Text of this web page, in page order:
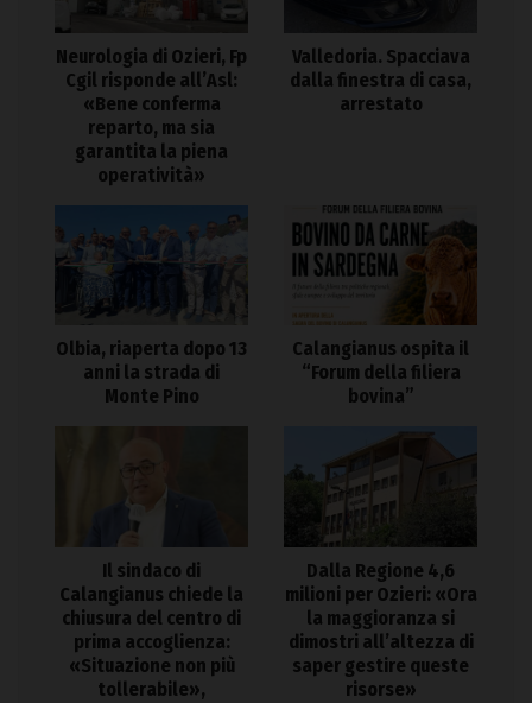
Neurologia di Ozieri, Fp
Cgil risponde all’Asl:
«Bene conferma
reparto, ma sia
garantita la piena
operatività»
Valledoria. Spacciava
dalla finestra di casa,
arrestato
Olbia, riaperta dopo 13
anni la strada di
Monte Pino
Calangianus ospita il
“Forum della filiera
bovina”
Il sindaco di
Calangianus chiede la
chiusura del centro di
prima accoglienza:
«Situazione non più
tollerabile»,
Dalla Regione 4,6
milioni per Ozieri: «Ora
la maggioranza si
dimostri all’altezza di
saper gestire queste
risorse»